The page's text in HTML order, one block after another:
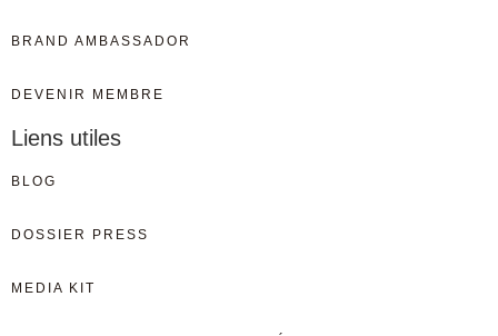
BRAND AMBASSADOR
DEVENIR MEMBRE
Liens utiles
BLOG
DOSSIER PRESS
MEDIA KIT